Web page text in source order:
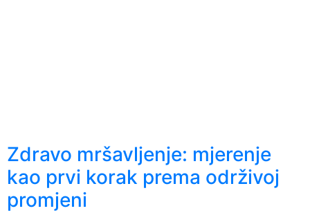
Zdravo mršavljenje: mjerenje
kao prvi korak prema održivoj
promjeni